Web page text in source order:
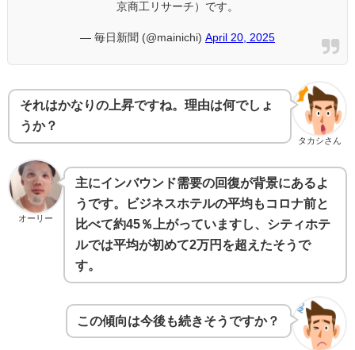
京商工リサーチ）です。
— 毎日新聞 (@mainichi) April 20, 2025
タカシさん
それはかなりの上昇ですね。理由は何でしょ
うか？
オーリー
主にインバウンド需要の回復が背景にあるよ
うです。ビジネスホテルの平均もコロナ前と
比べて約45％上がっていますし、シティホテ
ルでは平均が初めて2万円を超えたそうで
す。
この傾向は今後も続きそうですか？